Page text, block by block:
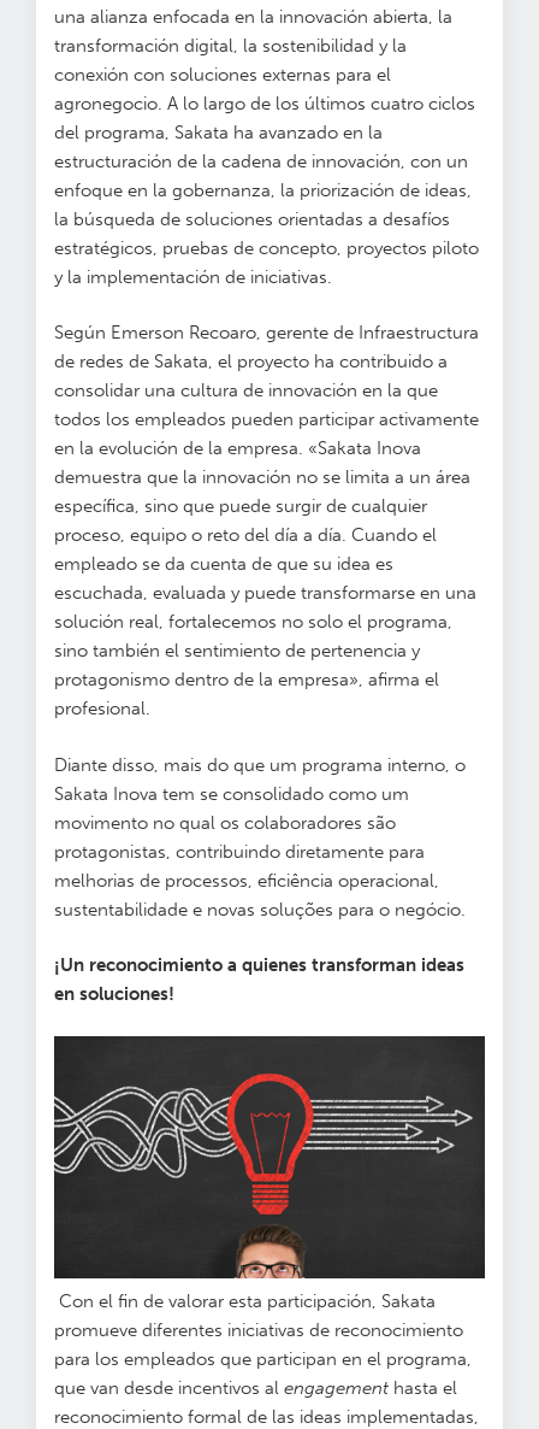
una alianza enfocada en la innovación abierta, la
transformación digital, la sostenibilidad y la
conexión con soluciones externas para el
agronegocio. A lo largo de los últimos cuatro ciclos
del programa, Sakata ha avanzado en la
estructuración de la cadena de innovación, con un
enfoque en la gobernanza, la priorización de ideas,
la búsqueda de soluciones orientadas a desafíos
estratégicos, pruebas de concepto, proyectos piloto
y la implementación de iniciativas.
Según Emerson Recoaro, gerente de Infraestructura
de redes de Sakata, el proyecto ha contribuido a
consolidar una cultura de innovación en la que
todos los empleados pueden participar activamente
en la evolución de la empresa. «Sakata Inova
demuestra que la innovación no se limita a un área
específica, sino que puede surgir de cualquier
proceso, equipo o reto del día a día. Cuando el
empleado se da cuenta de que su idea es
escuchada, evaluada y puede transformarse en una
solución real, fortalecemos no solo el programa,
sino también el sentimiento de pertenencia y
protagonismo dentro de la empresa», afirma el
profesional.
Diante disso, mais do que um programa interno, o
Sakata Inova tem se consolidado como um
movimento no qual os colaboradores são
protagonistas, contribuindo diretamente para
melhorias de processos, eficiência operacional,
sustentabilidade e novas soluções para o negócio.
¡Un reconocimiento a quienes transforman ideas
en soluciones!
Con el fin de valorar esta participación, Sakata
promueve diferentes iniciativas de reconocimiento
para los empleados que participan en el programa,
que van desde incentivos al engagement hasta el
reconocimiento formal de las ideas implementadas,